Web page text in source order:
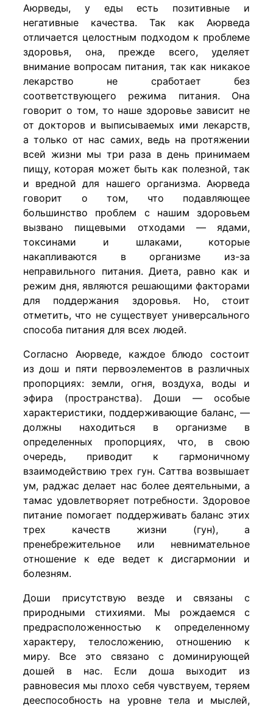
Аюрведы, у еды есть позитивные и
негативные качества. Так как Аюрведа
отличается целостным подходом к проблеме
здоровья, она, прежде всего, уделяет
внимание вопросам питания, так как никакое
лекарство не сработает без
соответствующего режима питания. Она
говорит о том, то наше здоровье зависит не
от докторов и выписываемых ими лекарств,
а только от нас самих, ведь на протяжении
всей жизни мы три раза в день принимаем
пищу, которая может быть как полезной, так
и вредной для нашего организма. Аюрведа
говорит о том, что подавляющее
большинство проблем с нашим здоровьем
вызвано пищевыми отходами — ядами,
токсинами и шлаками, которые
накапливаются в организме из-за
неправильного питания. Диета, равно как и
режим дня, являются решающими факторами
для поддержания здоровья. Но, стоит
отметить, что не существует универсального
способа питания для всех людей.
Согласно Аюрведе, каждое блюдо состоит
из дош и пяти первоэлементов в различных
пропорциях: земли, огня, воздуха, воды и
эфира (пространства). Доши — особые
характеристики, поддерживающие баланс, —
должны находиться в организме в
определенных пропорциях, что, в свою
очередь, приводит к гармоничному
взаимодействию трех гун. Саттва возвышает
ум, раджас делает нас более деятельными, а
тамас удовлетворяет потребности. Здоровое
питание помогает поддерживать баланс этих
трех качеств жизни (гун), а
пренебрежительное или невнимательное
отношение к еде ведет к дисгармонии и
болезням.
Доши присутствую везде и связаны с
природными стихиями. Мы рождаемся с
предрасположенностью к определенному
характеру, телосложению, отношению к
миру. Все это связано с доминирующей
дошей в нас. Если доша выходит из
равновесия мы плохо себя чувствуем, теряем
дееспособность на уровне тела и мыслей,